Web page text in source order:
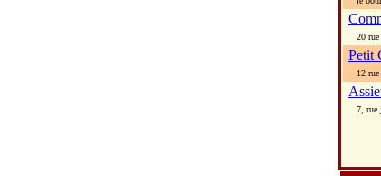
20 rue
Petit
12 rue
7, rue